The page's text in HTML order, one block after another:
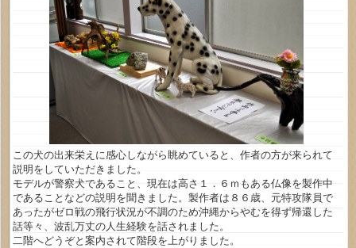
この犬の出来栄えに感心しながら眺めていると、作者の方が来られて
説明をしていただきました。
モデルが警察犬であること、現在は高さ１．６ｍもある仏像を製作中
であることなどの説明を聞きました。製作者は８６歳、元特攻隊員で
あったがゼロ戦の飛行状況が不調のため沖縄からやむを得ず帰還した
話等々、波乱万丈の人生経験を話されました。
二階へどうぞと案内されて階段を上がりました。